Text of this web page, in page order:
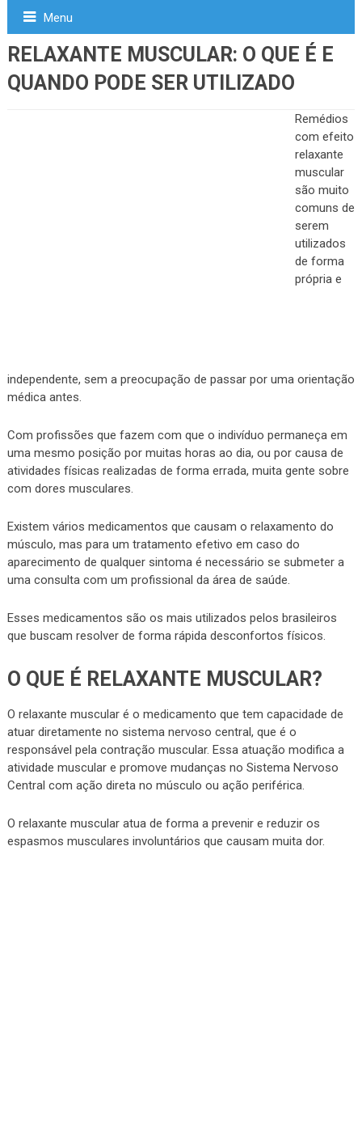
Menu
RELAXANTE MUSCULAR: O QUE É E
QUANDO PODE SER UTILIZADO
Remédios
com efeito
relaxante
muscular
são muito
comuns de
serem
utilizados
de forma
própria e
independente, sem a preocupação de passar por uma orientação
médica antes.
Com profissões que fazem com que o indivíduo permaneça em
uma mesmo posição por muitas horas ao dia, ou por causa de
atividades físicas realizadas de forma errada, muita gente sobre
com dores musculares.
Existem vários medicamentos que causam o relaxamento do
músculo, mas para um tratamento efetivo em caso do
aparecimento de qualquer sintoma é necessário se submeter a
uma consulta com um profissional da área de saúde.
Esses medicamentos são os mais utilizados pelos brasileiros
que buscam resolver de forma rápida desconfortos físicos.
O QUE É RELAXANTE MUSCULAR?
O relaxante muscular é o medicamento que tem capacidade de
atuar diretamente no sistema nervoso central, que é o
responsável pela contração muscular. Essa atuação modifica a
atividade muscular e promove mudanças no Sistema Nervoso
Central com ação direta no músculo ou ação periférica.
O relaxante muscular atua de forma a prevenir e reduzir os
espasmos musculares involuntários que causam muita dor.